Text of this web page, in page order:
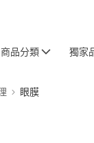
商品分類 獨家
眼膜